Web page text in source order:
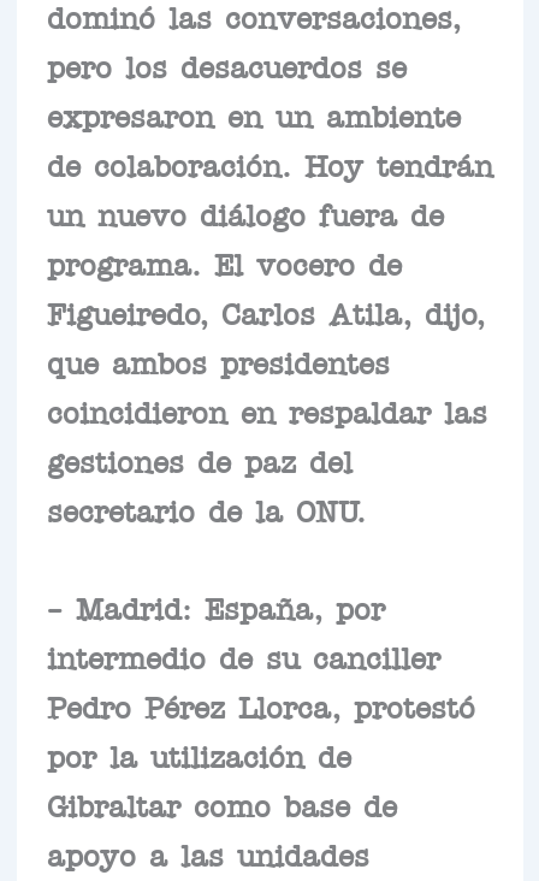
dominó las conversaciones,
pero los desacuerdos se
expresaron en un ambiente
de colaboración. Hoy tendrán
un nuevo diálogo fuera de
programa. El vocero de
Figueiredo, Carlos Atila, dijo,
que ambos presidentes
coincidieron en respaldar las
gestiones de paz del
secretario de la ONU.
– Madrid: España, por
intermedio de su canciller
Pedro Pérez Llorca, protestó
por la utilización de
Gibraltar como base de
apoyo a las unidades